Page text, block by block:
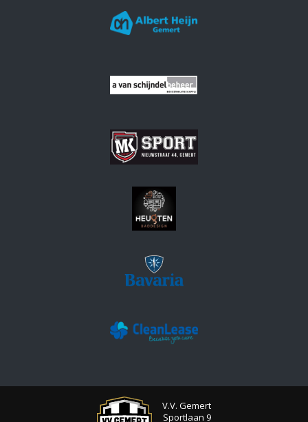
V.V. Gemert
Sportlaan 9